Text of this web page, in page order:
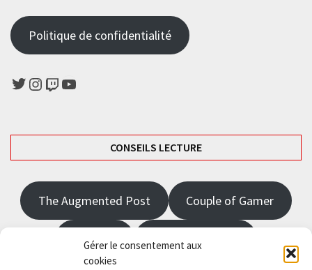
Gérer le consentement aux
cookies
Politique de confidentialité
Twitter
Instagram
TwitchYouTube
CONSEILS LECTURE
The Augmented Post Couple of Gamer
JRPGFR State of Gaming